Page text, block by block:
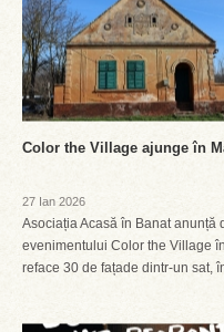
Color the Village ajunge în
27 Ian 2026
Asociația Acasă în Banat anunță
evenimentului Color the Village
reface 30 de fațade dintr-un sat,